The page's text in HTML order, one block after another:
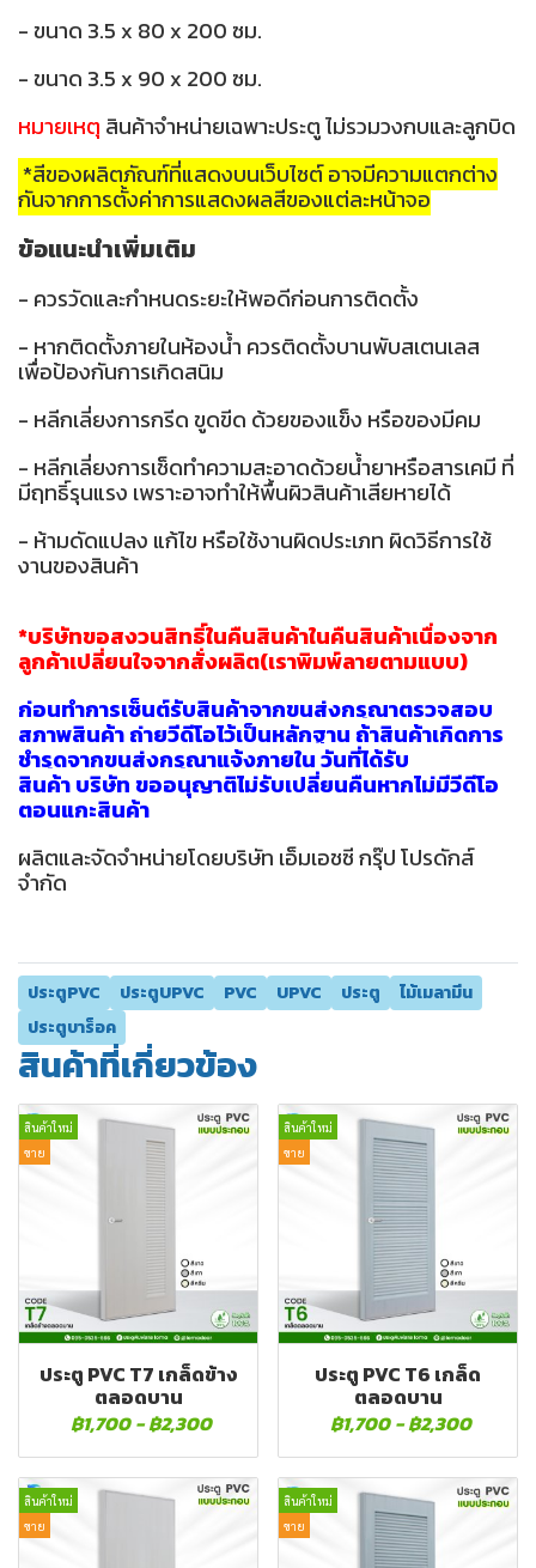
- ขนาด 3.5 x 80 x 200 ซม.
- ขนาด 3.5 x 90 x 200 ซม.
หมายเหตุ สินค้าจำหน่ายเฉพาะประตู ไม่รวมวงกบและลูกบิด
*สีของผลิตภัณฑ์ที่แสดงบนเว็บไซต์ อาจมีความแตกต่าง
กันจากการตั้งค่าการแสดงผลสีของแต่ละหน้าจอ
ข้อแนะนำเพิ่มเติม
- ควรวัดและกำหนดระยะให้พอดีก่อนการติดตั้ง
- หากติดตั้งภายในห้องน้ำ ควรติดตั้งบานพับสเตนเลส
เพื่อป้องกันการเกิดสนิม
- หลีกเลี่ยงการกรีด ขูดขีด ด้วยของแข็ง หรือของมีคม
- หลีกเลี่ยงการเช็ดทำความสะอาดด้วยน้ำยาหรือสารเคมี ที่
มีฤทธิ์รุนแรง เพราะอาจทำให้พื้นผิวสินค้าเสียหายได้
- ห้ามดัดแปลง แก้ไข หรือใช้งานผิดประเภท ผิดวิธีการใช้
งานของสินค้า
*บริษัทขอสงวนสิทธิ์ในคืนสินค้าในคืนสินค้าเนื่องจาก
ลูกค้าเปลี่ยนใจจากสั่งผลิต(เราพิมพ์ลายตามแบบ)
ก่อนทำการเซ็นต์รับสินค้าจากขนส่งกรุณาตรวจสอบ
สภาพสินค้า ถ่ายวีดีโอไว้เป็นหลักฐาน ถ้าสินค้าเกิดการ
ชำรุดจากขนส่งกรุณาแจ้งภายใน วันที่ได้รับ
สินค้า บริษัท ขออนุญาติไม่รับเปลี่ยนคืนหากไม่มีวีดีโอ
ตอนแกะสินค้า
ผลิตและจัดจำหน่ายโดยบริษัท เอ็มเอชซี กรุ๊ป โปรดักส์
จำกัด
ประตูPVC ประตูUPVC PVC UPVC ประตู
ไม้เมลามีน
ประตูบาร็อค
สินค้าที่เกี่ยวข้อง
สินค้าใหม่
ขาย
ประตู PVC T7 เกล็ดข้าง
ตลอดบาน
฿1,700 -฿2,300
สินค้าใหม่
ขาย
ประตู PVC T6 เกล็ด
ตลอดบาน
฿1,700 -฿2,300
สินค้าใหม่
ขาย
สินค้าใหม่
ขาย